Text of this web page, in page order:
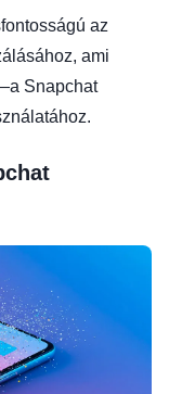
az
ami
Snapchat